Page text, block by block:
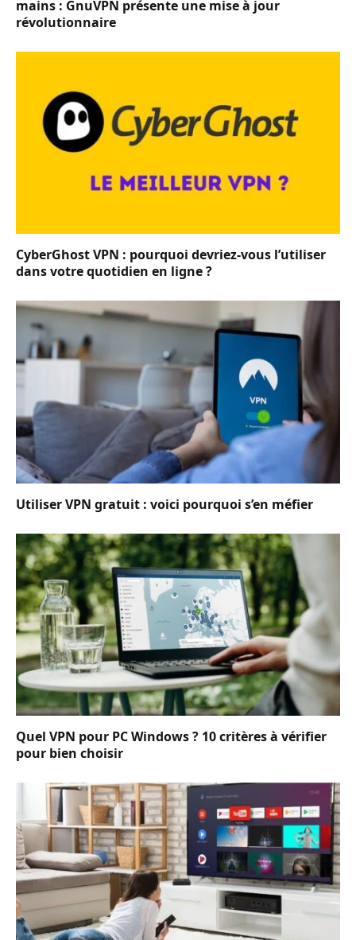
mains : GnuVPN présente une mise à jour
révolutionnaire
CyberGhost VPN : pourquoi devriez-vous l’utiliser
dans votre quotidien en ligne ?
Utiliser VPN gratuit : voici pourquoi s’en méfier
Quel VPN pour PC Windows ? 10 critères à vérifier
pour bien choisir